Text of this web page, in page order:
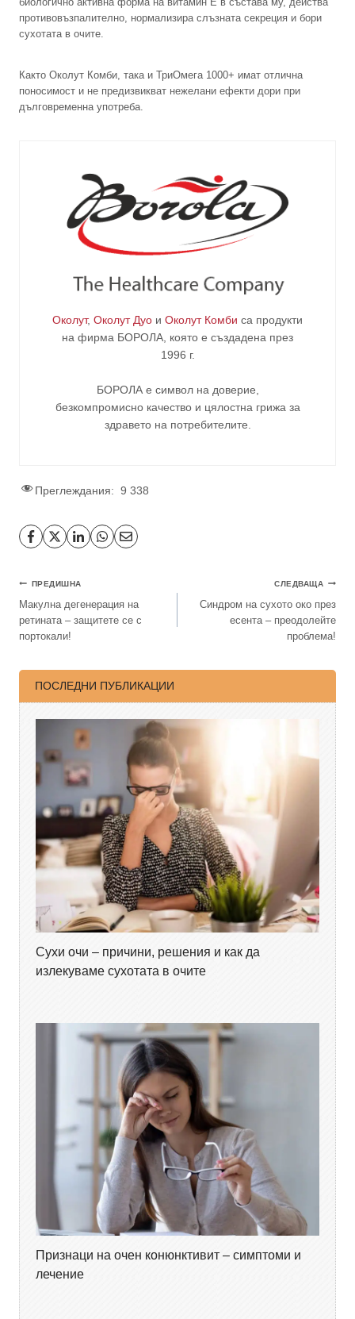
противовъзпалително, нормализира слъзната секреция и бори
сухотата в очите.
Както Околут Комби, така и ТриОмега 1000+ имат отлична
поносимост и не предизвикват нежелани ефекти дори при
дълговременна употреба.
Околут, Околут Дуо и Околут Комби са продукти
на фирма БОРОЛА , която е създадена през
1996 г.
БОРОЛА е символ на доверие,
безкомпромисно качество и цялостна грижа за
здравето на потребителите
Преглеждания: 9 338
ПРЕДИШНА
Макулна дегенерация на
ретината – защитете се с
портокали!
СЛЕДВАЩА
Синдром на сухото око през
есента – преодолейте
проблема!
ПОСЛЕДНИ ПУБЛИКАЦИИ
Сухи очи – причини, решения и как да
излекуваме сухотата в очите
Признаци на очен конюнктивит – симптоми и
лечение